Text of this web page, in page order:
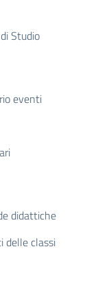
Studio
eventi
didattiche
delle classi